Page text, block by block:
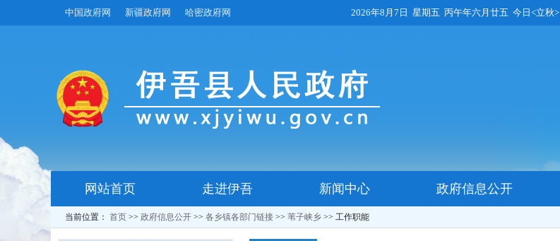
中国政府网 新疆政府网 哈密政府网 2026年8月7日 星期五 丙午年六月廿五 今日<立秋>
网站首页 走进伊吾 新闻中心 政府信息公开
当前位置： 首页 >> 政府信息公开 >> 各乡镇各部门链接 >> 苇子峡乡 >> 工作职能